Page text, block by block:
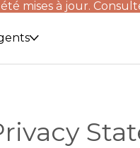
mises à jour.